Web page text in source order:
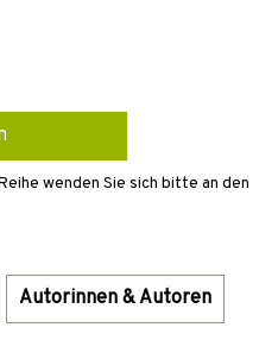
wenden Sie sich bitte an den
Autorinnen & Autoren